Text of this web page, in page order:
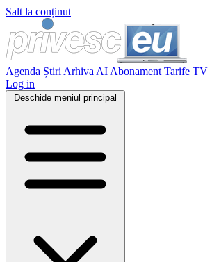
Salt la conținut
Agenda Știri Arhiva AI Abonament Tarife TV
Log in
Deschide meniul principal